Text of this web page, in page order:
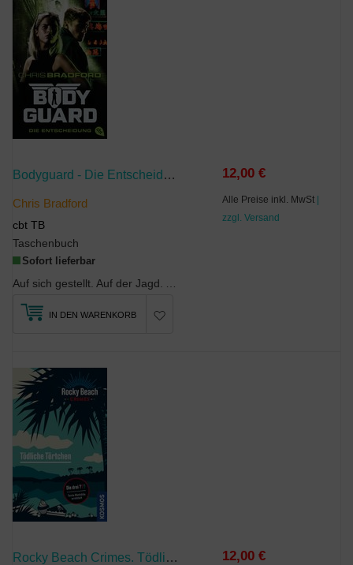
Bodyguard - Die Entscheidung
Chris Bradford
cbt TB
Taschenbuch
Sofort lieferbar
12,00 €
Alle Preise inkl. MwSt |
zzgl. Versand
IN DEN WARENKORB
Rocky Beach Crimes. Tödliche Törtchen 12,00 €